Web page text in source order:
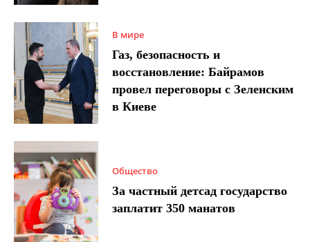
В мире
Газ, безопасность и
восстановление: Байрамов
провел переговоры с Зеленским
в Киеве
Общество
За частный детсад государство
заплатит 350 манатов